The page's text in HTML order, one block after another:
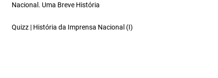
Nacional. Uma Breve História
Quizz | História da Imprensa Nacional (I)